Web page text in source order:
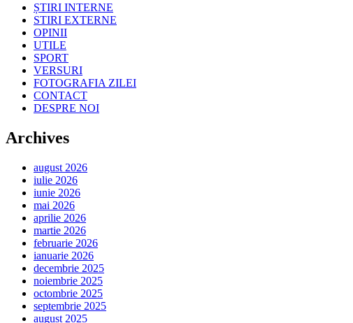
ȘTIRI INTERNE
STIRI EXTERNE
OPINII
UTILE
SPORT
VERSURI
FOTOGRAFIA ZILEI
CONTACT
DESPRE NOI
Archives
august 2026
iulie 2026
iunie 2026
mai 2026
aprilie 2026
martie 2026
februarie 2026
ianuarie 2026
decembrie 2025
noiembrie 2025
octombrie 2025
septembrie 2025
august 2025